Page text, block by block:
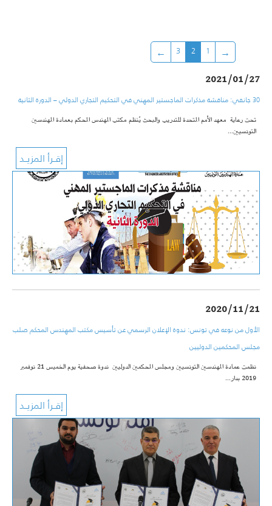
1
2
3
2021/01/27
30 جانفي: مناقشة مذكرات الماجستير المهني في التحكيم التجاري الدولي – الدورة الثانية
تحت رعاية معهد الأمم المتحدة للتدريب والبحث يُنظم مكتب المهندس المحكم بعمادة المهندسين
التونسيين…
2020/11/21
الأول من نوعه في تونس: ندوة الإعلان الرسمي عن تأسيس مكتب المهندس المحكم صلب
مجلس المحكمين الدوليين
نظمت عمادة المهندسين التونسيين ومجلس المحكمين الدوليين ندوة صحفية يوم الخميس 21 نوفمبر
2019 بدار…